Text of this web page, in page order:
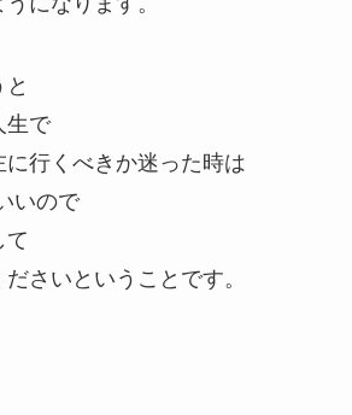
生で
行くべきか迷った時は
いので
て
さいということです。